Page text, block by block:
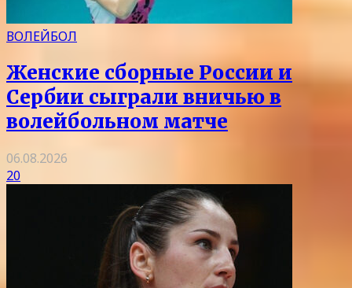
ВОЛЕЙБОЛ
Женские сборные России и
Сербии сыграли вничью в
волейбольном матче
06.08.2026
20